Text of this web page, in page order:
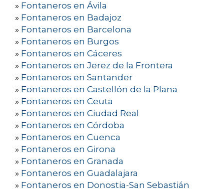
» Fontaneros en Ávila
» Fontaneros en Badajoz
» Fontaneros en Barcelona
» Fontaneros en Burgos
» Fontaneros en Cáceres
» Fontaneros en Jerez de la Frontera
» Fontaneros en Santander
» Fontaneros en Castellón de la Plana
» Fontaneros en Ceuta
» Fontaneros en Ciudad Real
» Fontaneros en Córdoba
» Fontaneros en Cuenca
» Fontaneros en Girona
» Fontaneros en Granada
» Fontaneros en Guadalajara
» Fontaneros en Donostia-San Sebastián